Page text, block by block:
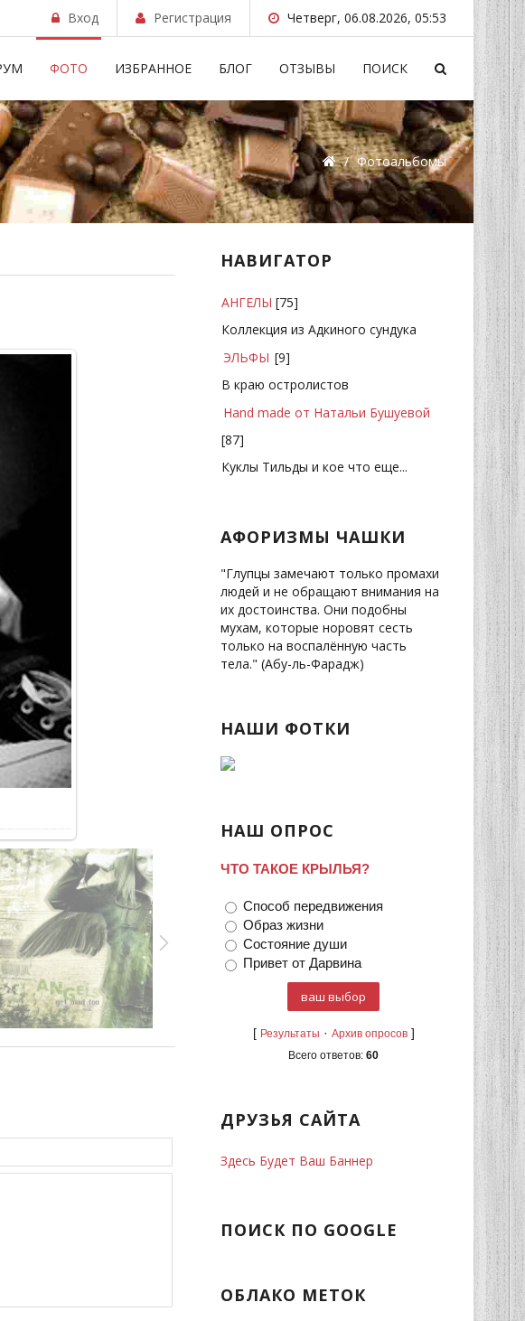
Вход Регистрация Четверг, 06.08.2026, 05:53
ФОТО ИЗБРАННОЕ БЛОГ ОТЗЫВЫ ПОИСК
/ Фотоальбомы
НАВИГАТОР
АНГЕЛЫ [75]
Коллекция из Адкиного сундука
ЭЛЬФЫ [9]
В краю остролистов
Hand made от Натальи Бушуевой
[87]
Куклы Тильды и кое что еще...
АФОРИЗМЫ ЧАШКИ
"Глупцы замечают только промахи
людей и не обращают внимания на
их достоинства. Они подобны
мухам, которые норовят сесть
только на воспалённую часть
тела." (Абу-ль-Фарадж)
НАШИ ФОТКИ
НАШ ОПРОС
ЧТО ТАКОЕ КРЫЛЬЯ?
Способ передвижения
Образ жизни
Состояние души
Привет от Дарвина
[ Результаты · Архив опросов]
Всего ответов: 60
ДРУЗЬЯ САЙТА
Здесь Будет Ваш Баннер
ПОИСК ПО GOOGLE
ОБЛАКО МЕТОК